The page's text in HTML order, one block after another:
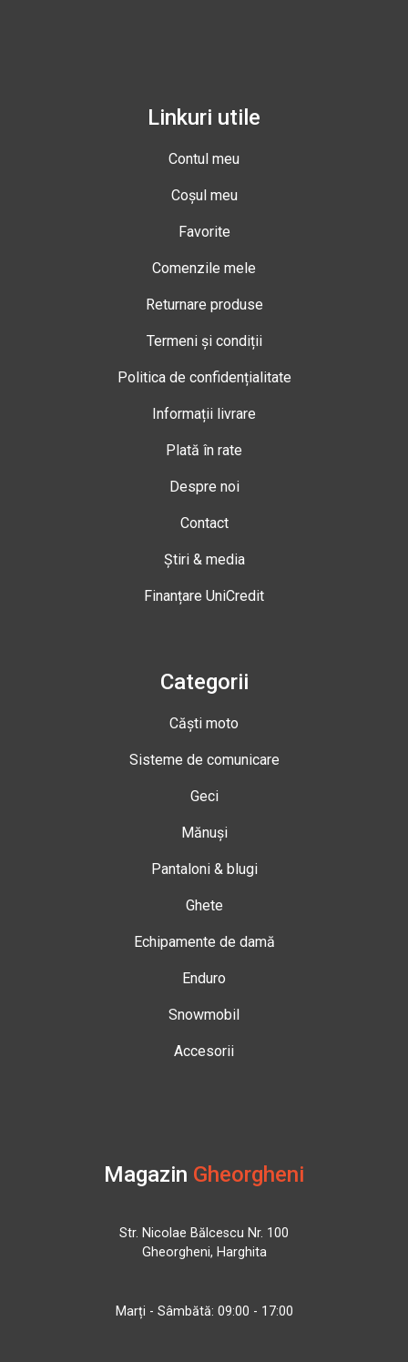
Linkuri utile
Contul meu
Coșul meu
Favorite
Comenzile mele
Returnare produse
Termeni și condiții
Politica de confidențialitate
Informații livrare
Plată în rate
Despre noi
Contact
Știri & media
Finanțare UniCredit
Categorii
Căști moto
Sisteme de comunicare
Geci
Mănuși
Pantaloni & blugi
Ghete
Echipamente de damă
Enduro
Snowmobil
Accesorii
Magazin Gheorgheni
Str. Nicolae Bălcescu Nr. 100
Gheorgheni, Harghita
Marți - Sâmbătă: 09:00 - 17:00